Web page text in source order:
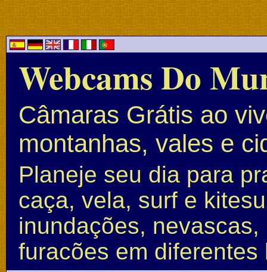
Webcams Do
Câmaras Grátis ao
montanhas, vales e
Planeje seu dia para
caça, vela, surf e
inundações,
furacões em